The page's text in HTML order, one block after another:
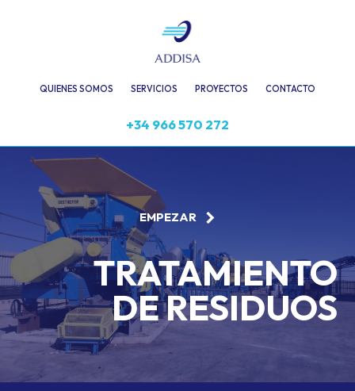
QUIENES SOMOS SERVICIOS PROYECTOS CONTACTO
+34 966 570 272
EMPEZAR
TRATAMIENTO
DE RESIDUOS